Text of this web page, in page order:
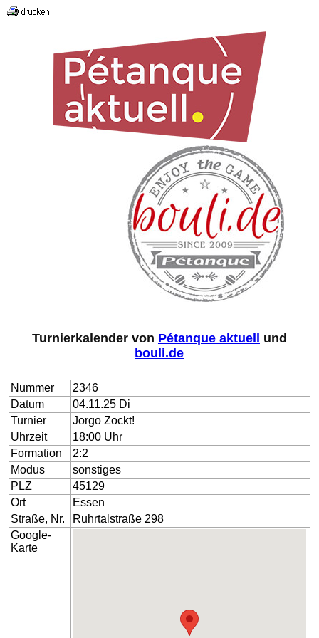
Turnierkalender von Pétanque aktuell
und
bouli.de
Nummer
2346
Datum
04.11.25 Di
Turnier
Jorgo Zockt!
Uhrzeit
18:00 Uhr
Formation
2:2
Modus
sonstiges
PLZ
45129
Ort
Essen
Straße, Nr.
Ruhrtalstraße 298
Google-
Karte